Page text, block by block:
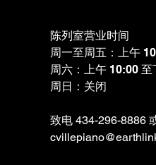
陈列室营业时间
周一至周五：上午
周六：上午 10:00 至
周日：关闭
致电 434-296-8886